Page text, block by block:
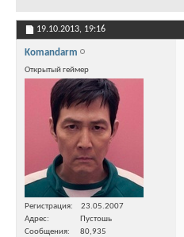
19.10.2013, 19:16
Komandarm
Открытый геймер
Регистрация
23.05.2007
Адрес
Пустошь
Сообщения
80,935